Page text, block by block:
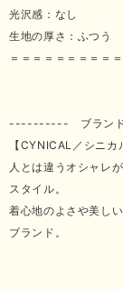
光沢感：なし
生地の厚さ：ふつう
＝＝＝＝＝＝＝＝＝
---------- ブラン
【CYNICAL／シニカ
人とは違うオシャレ
スタイル。
着心地のよさや美し
ブランド。